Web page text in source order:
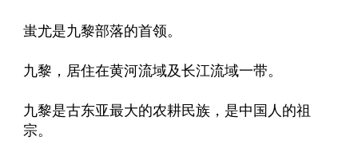
蚩尤是九黎部落的首领。
九黎，居住在黄河流域及长江流域一带。
九黎是古东亚最大的农耕民族，是中国人的祖
宗。